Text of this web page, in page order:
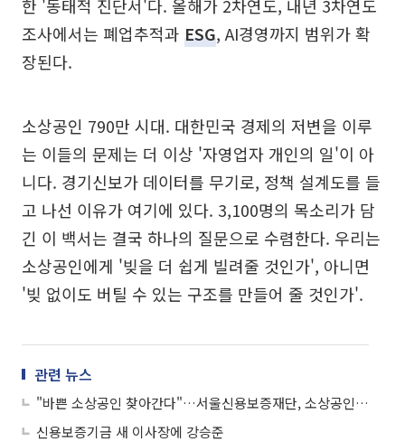
한 '동태적 진단서'다. 올해가 2차연도, 내년 3차연도
조사에서는 폐업추적과 ESG, AI경영까지 범위가 확
장된다.
소상공인 790만 시대. 대한민국 경제의 저변을 이루
는 이들의 문제는 더 이상 '자영업자 개인의 일'이 아
니다. 경기신보가 데이터를 무기로, 정책 설계도를 들
고 나선 이유가 여기에 있다. 3,100명의 목소리가 담
긴 이 백서는 결국 하나의 질문으로 수렴한다. 우리는
소상공인에게 '빚을 더 쉽게 빌려줄 것인가', 아니면
'빚 없이도 버틸 수 있는 구조를 만들어 줄 것인가'.
관련 뉴스
"바쁜 소상공인 찾아간다"…서울신용보증재단, 소상공인 지원 현장 방문 강화
신용보증기금 새 이사장에 강승준